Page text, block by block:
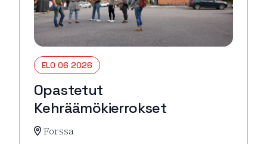
ELO 06 2026
Opastetut
Kehräämökierrokset
Forssa